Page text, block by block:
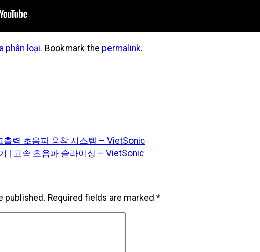
phân loại. Bookmark the permalink.
출력 초음파 융착 시스템 – VietSonic
| 고속 초음파 슬라이싱 – VietSonic
published. Required fields are marked *